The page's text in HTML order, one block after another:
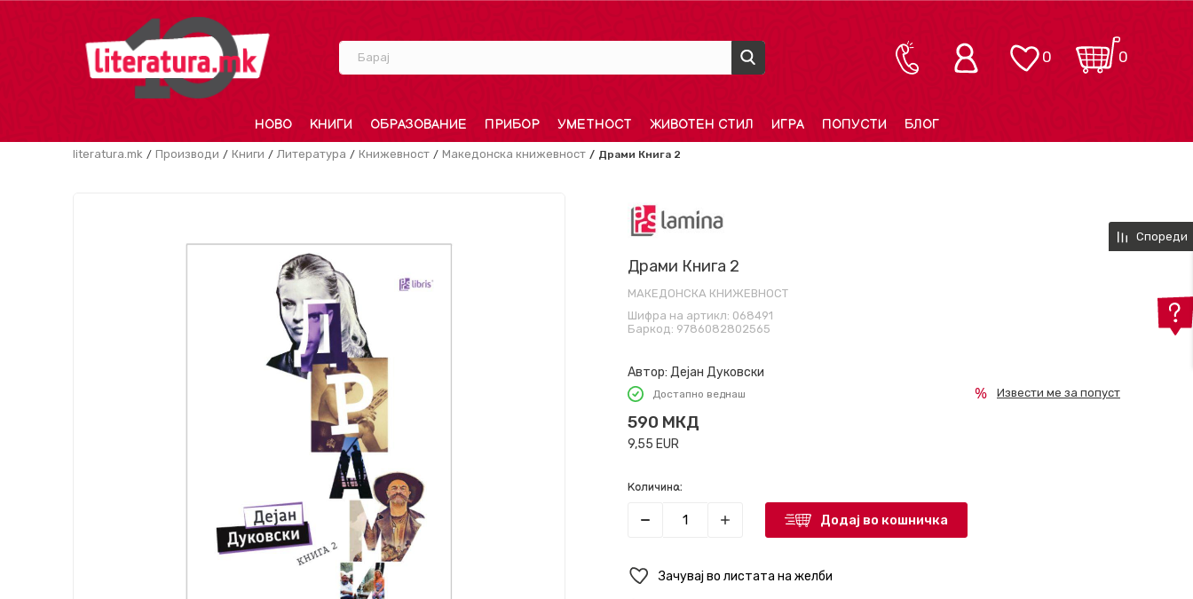
Барај 0
0
НОВО КНИГИ ОБРАЗОВАНИЕ ПРИБОР УМЕТНОСТ ЖИВОТЕН СТИЛ ИГРА ПОПУСТИ БЛОГ
literatura.mk Производи Книги Литература Книжевност Македонска книжевност Драми Книга 2
Драми Книга 2
МАКЕДОНСКА КНИЖЕВНОСТ
Шифра на артикл: 068491
Баркод: 9786082802565
Автор: Дејан Дуковски
Достапно веднаш
590 МКД
9,55 EUR
Извести ме за попуст
Количина:
Додај во кошничка
Зачувај во листата на желби
Спореди